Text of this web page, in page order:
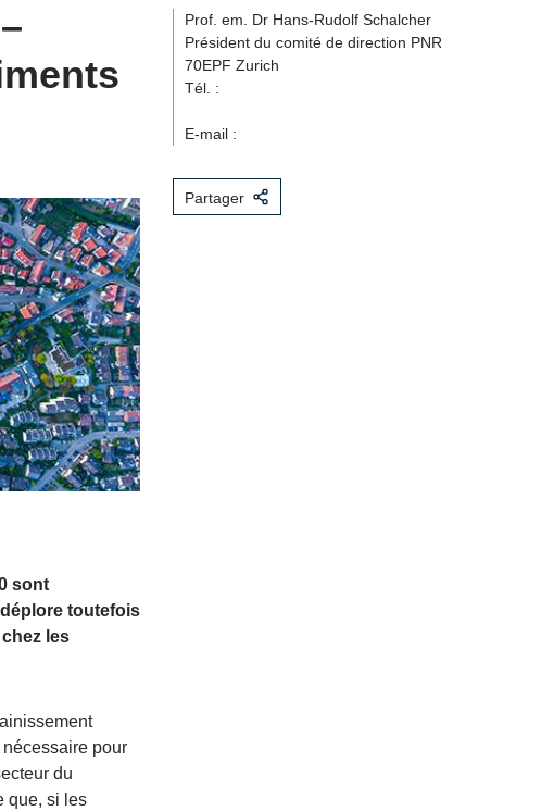
sont
toutefois
les
pour
du
que, si les
Prof. em. Dr Hans-Rudolf Schalcher
Président du comité de direction PNR
70EPF Zurich
Tél. :
E-mail :
Partager